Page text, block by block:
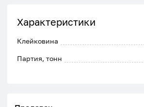
Характеристики
Клейковина
Партия, тонн